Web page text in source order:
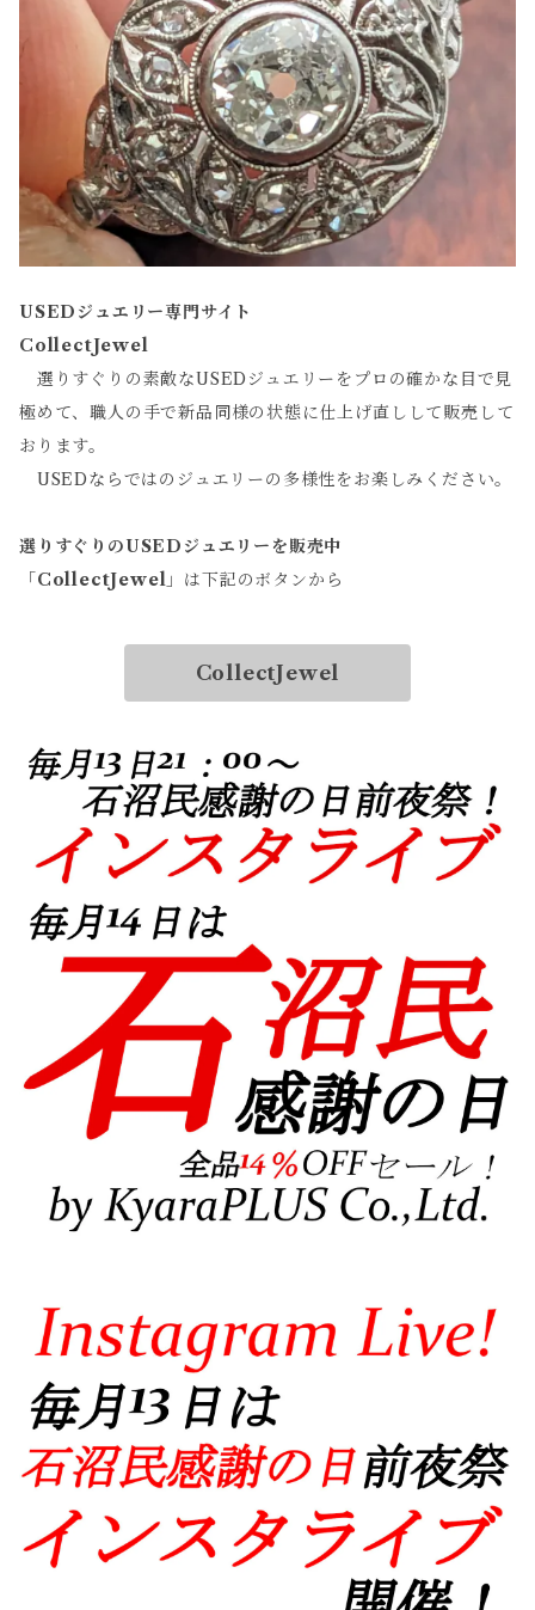
USEDジュエリー専門サイト
CollectJewel
選りすぐりの素敵なUSEDジュエリーをプロの確かな目で見
極めて、職人の手で新品同様の状態に仕上げ直しして販売して
おります。
USEDならではのジュエリーの多様性をお楽しみください。
選りすぐりのUSEDジュエリーを販売中
「CollectJewel 」は下記のボタンから
CollectJewel